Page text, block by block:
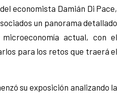
economista Damián Di Pace,
un panorama detallado
actual, con el
para los retos que traerá el
su exposición analizando la